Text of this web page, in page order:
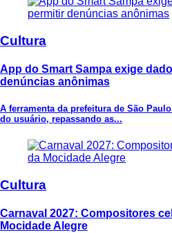
Cultura
App do Smart Sampa exige
denúncias anônimas
A ferramenta da prefeitura de São
do usuário, repassando as...
Cultura
Carnaval 2027: Compositores
Mocidade Alegre